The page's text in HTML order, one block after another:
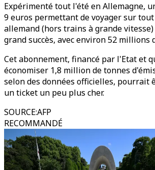
Expérimenté tout l'été en Allemagne,
9 euros permettant de voyager sur
allemand (hors trains à grande
grand succès, avec environ 52 millions
Cet abonnement, financé par l'Etat et
économiser 1,8 million de tonnes
selon des données officielles, pourrait
un ticket un peu plus cher.
SOURCE:AFP
RECOMMANDÉ